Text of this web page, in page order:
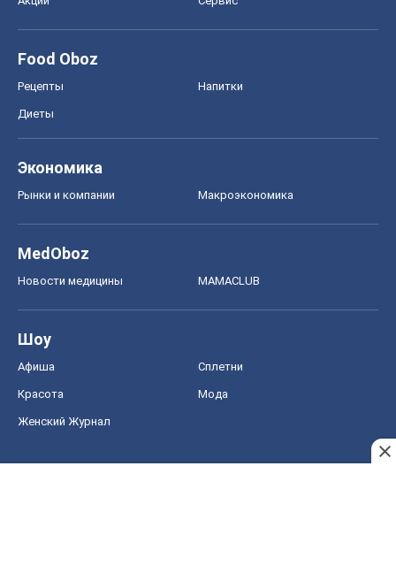
Food Oboz
Рецепты Напитки
Диеты
Экономика
Рынки и компании Mакроэкономика
MedOboz
Новости медицины MAMACLUB
Шоу
Афиша Сплетни
Красота Мода
Женский Журнал